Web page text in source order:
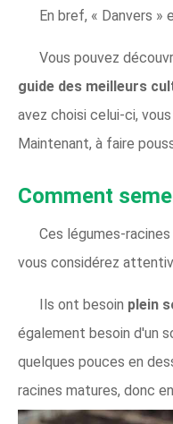
En bref, « Danvers »
Vous pouvez
guide des meilleurs
avez choisi celui-ci,
Maintenant, à faire
Comment
Ces légumes-
vous considérez
Ils ont besoin plein
également besoin d'un
quelques pouces en
racines matures, donc